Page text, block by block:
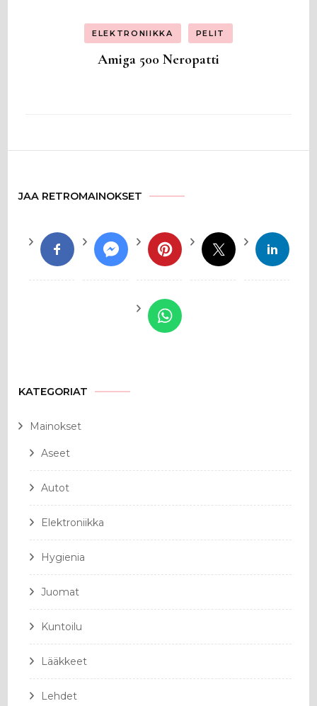
ELEKTRONIIKKA PELIT
Amiga 500 Neropatti
JAA RETROMAINOKSET
KATEGORIAT
Mainokset
Aseet
Autot
Elektroniikka
Hygienia
Juomat
Kuntoilu
Lääkkeet
Lehdet